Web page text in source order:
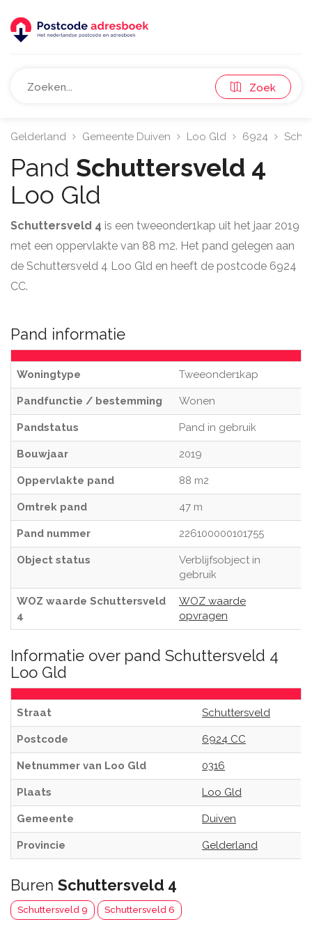
Zoek
Gelderland Gemeente Duiven Loo Gld 6924
Pand Schuttersveld 4
Loo Gld
Schuttersveld 4 is een tweeonder1kap uit het jaar 2019
met een oppervlakte van 88 m2. Het pand gelegen aan
de Schuttersveld 4 Loo Gld en heeft de postcode 6924
CC.
Pand informatie
Woningtype Tweeonder1kap
Pandfunctie / bestemming Wonen
Pandstatus Pand in gebruik
Bouwjaar 2019
Oppervlakte pand 88 m2
Omtrek pand 47 m
Pand nummer 226100000101755
Object status
Verblijfsobject in
gebruik
WOZ waarde Schuttersveld
4
WOZ waarde
opvragen
Informatie over pand Schuttersveld 4
Loo Gld
Straat Schuttersveld
Postcode 6924 CC
Netnummer van Loo Gld 0316
Plaats Loo Gld
Gemeente Duiven
Provincie Gelderland
Buren Schuttersveld 4
Schuttersveld 9 Schuttersveld 6